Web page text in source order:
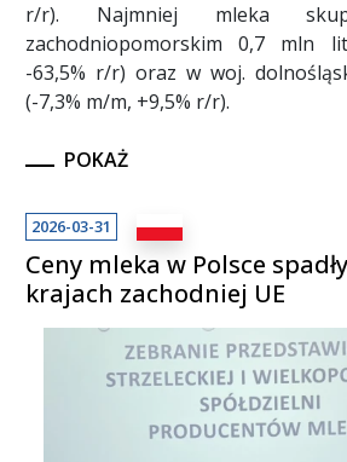
r/r). Najmniej mleka
zachodniopomorskim 0,7 mln
-63,5% r/r) oraz w woj.
(-7,3% m/m, +9,5% r/r).
POKAŻ
2026-03-31
Ceny mleka w Polsce
krajach zachodniej UE